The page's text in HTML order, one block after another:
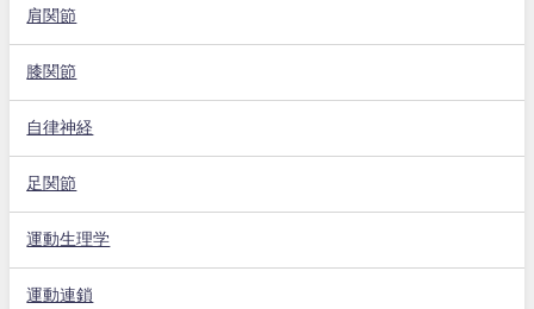
肩関節
膝関節
自律神経
足関節
運動生理学
運動連鎖